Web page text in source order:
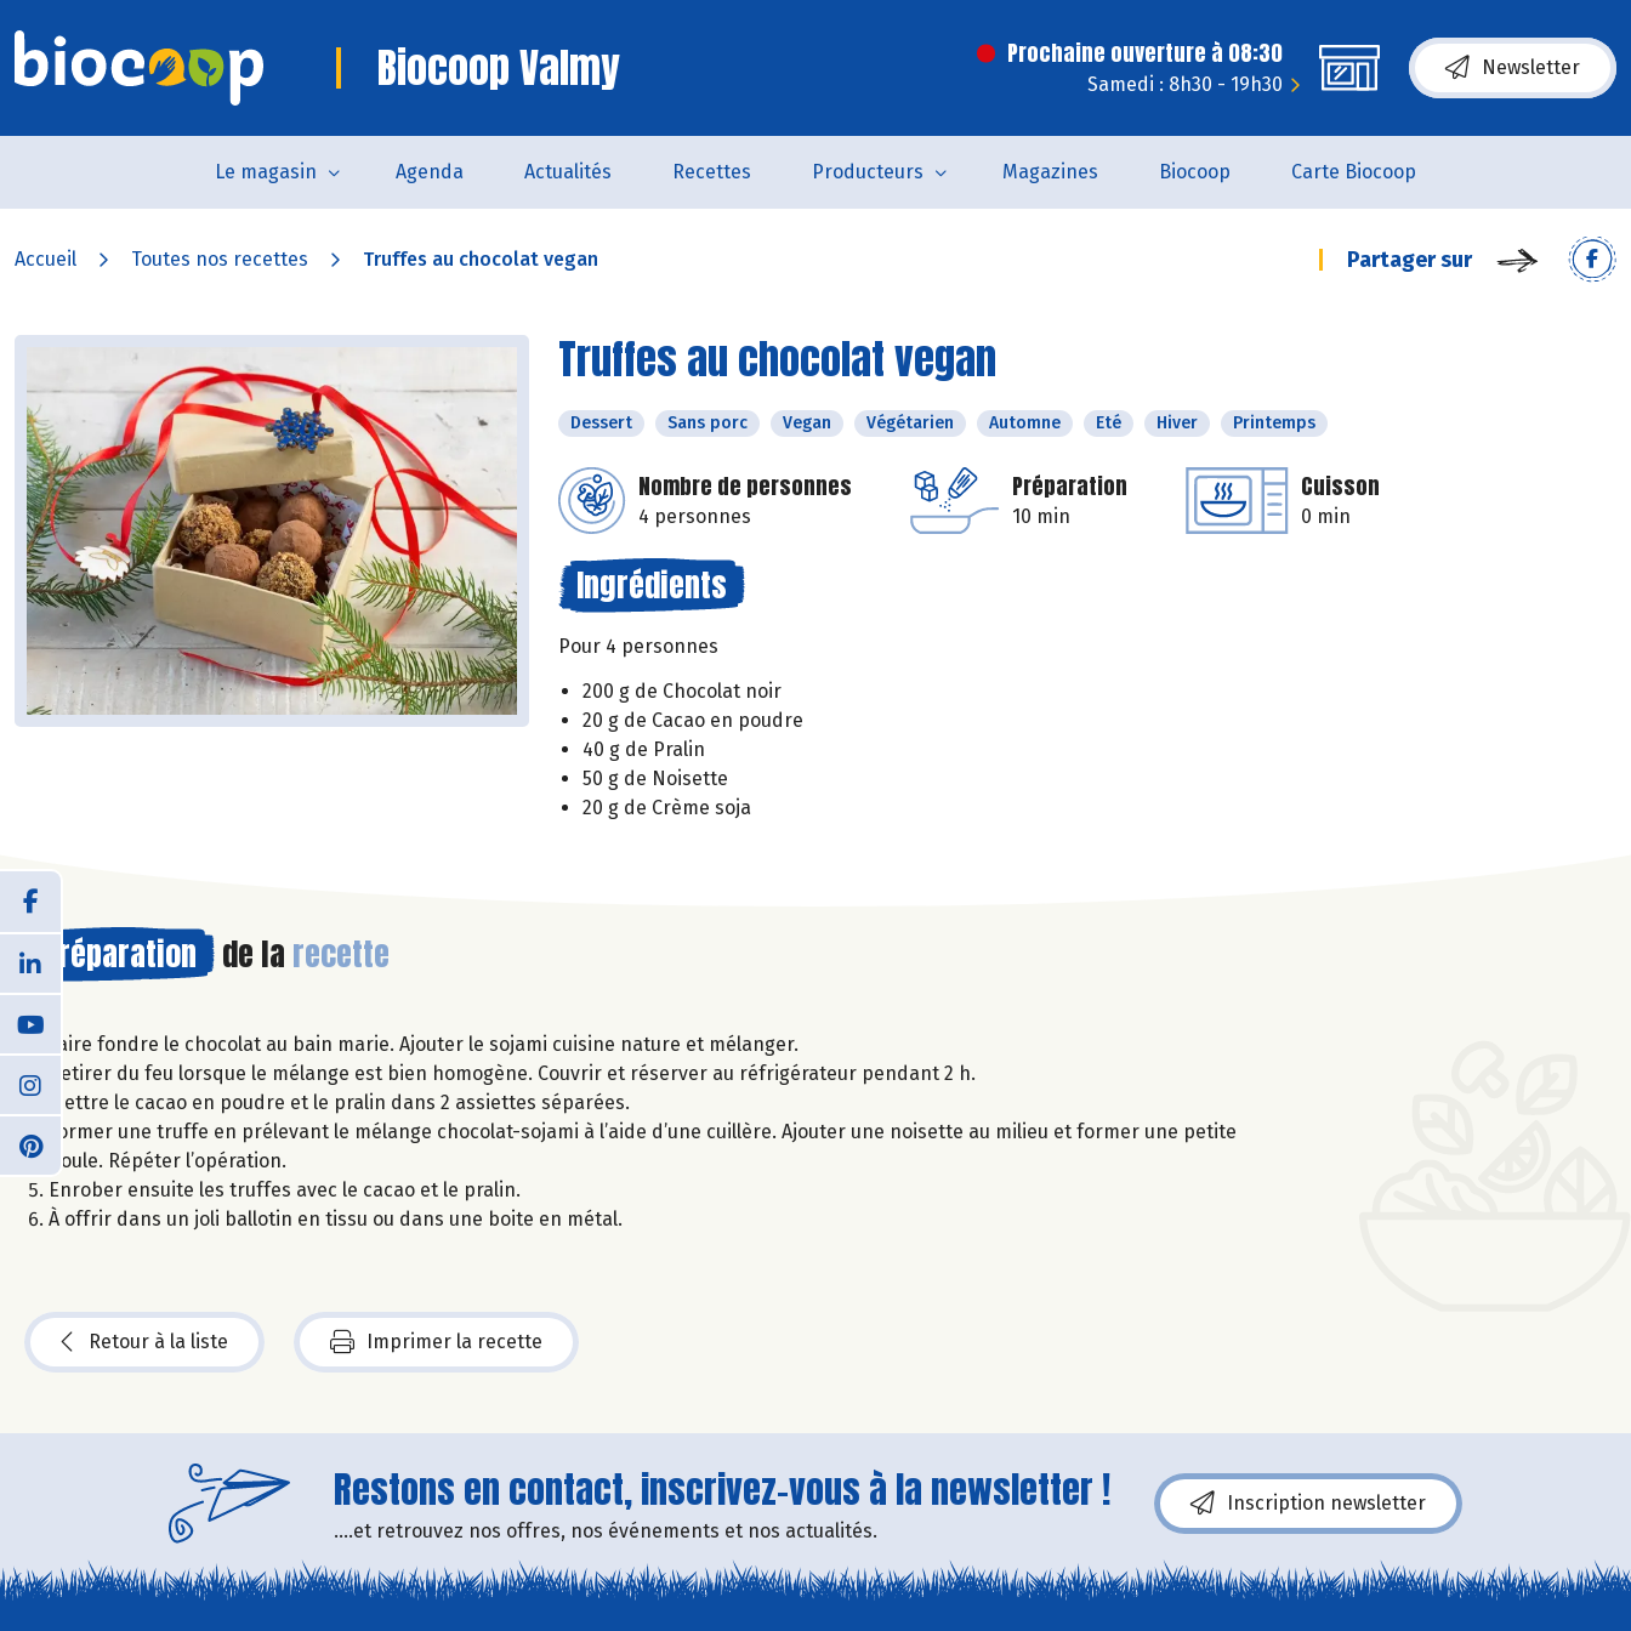
Biocoop Valmy Prochaine ouverture à 08:30
Samedi : 8h30 - 19h30
Newsletter
Le magasin Agenda Actualités Recettes Producteurs Magazines Biocoop Carte Biocoop
Accueil Toutes nos recettes Truffes au chocolat vegan Partager sur
Truffes au chocolat vegan
Dessert Sans porc Vegan Végétarien Automne Eté Hiver Printemps
Nombre de personnes
4 personnes
Préparation
10 min
Cuisson
0 min
Ingrédients
Pour 4 personnes
200 g de Chocolat noir
20 g de Cacao en poudre
40 g de Pralin
50 g de Noisette
20 g de Crème soja
Préparation de la recette
Faire fondre le chocolat au bain marie. Ajouter le sojami cuisine nature et mélanger.
Retirer du feu lorsque le mélange est bien homogène. Couvrir et réserver au réfrigérateur pendant 2 h.
Mettre le cacao en poudre et le pralin dans 2 assiettes séparées.
Former une truffe en prélevant le mélange chocolat-sojami à l’aide d’une cuillère. Ajouter une noisette au milieu et former une petite
boule. Répéter l’opération.
Enrober ensuite les truffes avec le cacao et le pralin.
À offrir dans un joli ballotin en tissu ou dans une boite en métal.
Retour à la liste Imprimer la recette
Restons en contact, inscrivez-vous à la newsletter !
....et retrouvez nos offres, nos événements et nos actualités.
Inscription newsletter